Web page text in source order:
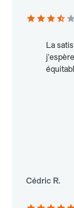
La
Cédric R.